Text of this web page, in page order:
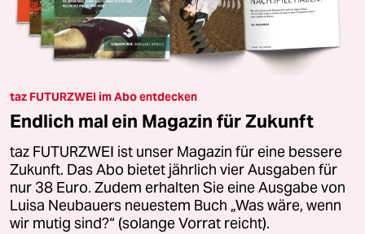
taz FUTURZWEI im Abo entdecken
Endlich mal ein Magazin für Zukunft
taz FUTURZWEI ist unser Magazin für eine bessere
Zukunft. Das Abo bietet jährlich vier Ausgaben für
nur 38 Euro. Zudem erhalten Sie eine Ausgabe von
Luisa Neubauers neuestem Buch „Was wäre, wenn
wir mutig sind?“ (solange Vorrat reicht).